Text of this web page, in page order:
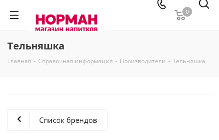
0
Тельняшка
Главная - Справочная информация - Производители - Тельняшка
Список брендов